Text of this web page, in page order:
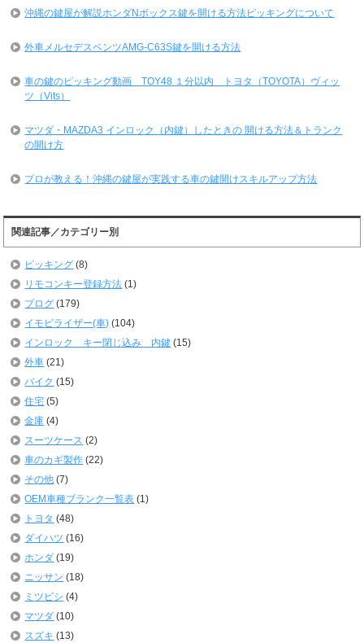
沖縄の鍵屋が解説ホンダNボックス鍵を開ける方法ピッキングについて
外車メルセデスベンツAMG-C63S鍵を開ける方法
車の鍵のピッキング動画 TOY48 １分以内 トヨタ（TOYOTA）ヴィッ
ツ（Vits）
マツダ・MAZDA3 インロック（内鍵）したときの 開ける方法＆トランク
の開け方
プロが教える！沖縄の鍵屋が実践する車の鍵開けスキルアップ方法
関連記事／カテゴリー別
ピッキング (8)
リモコンキー登録方法 (1)
ブログ (179)
イモビライザー(車) (104)
インロック キー閉じ込み 内鍵 (15)
外車 (21)
バイク (15)
住宅 (5)
金庫 (4)
スーツケース (2)
車のカギ製作 (22)
その他 (7)
OEM車種ブランク一覧表 (1)
トヨタ (48)
ダイハツ (16)
ホンダ (19)
ニッサン (18)
ミツビシ (4)
マツダ (10)
スズキ (13)